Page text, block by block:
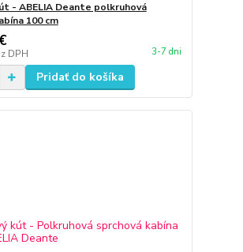
- ABELIA Deante polkruhová
100 cm
DPH 3-7 dni
Pridať do košíka